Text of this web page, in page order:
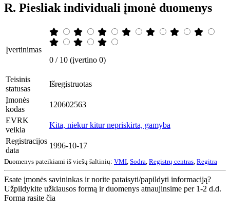
R. Piesliak individuali įmonė duomenys
Įvertinimas
0 / 10 (įvertino 0)
Teisinis
statusas
Išregistruotas
Įmonės
kodas
120602563
EVRK
veikla
Kita, niekur kitur nepriskirta, gamyba
Registracijos
data
1996-10-17
Duomenys pateikiami iš viešų šaltinių: VMI Sodra Registrų centras Regitra
Esate įmonės savininkas ir norite pataisyti/papildyti informaciją?
Užpildykite užklausos formą ir duomenys atnaujinsime per 1-2 d.d.
Forma rasite čia